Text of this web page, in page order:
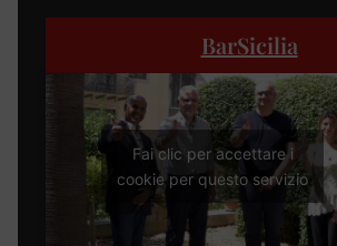
BarSicilia
Fai clic per accettare i
cookie per questo servizio